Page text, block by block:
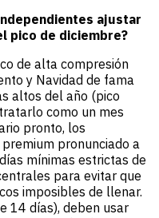
ajustar
pico de diciembre?
de alta compresión
y Navidad de fama
altos del año (pico
como un mes
pronto, los
pronunciado a
mínimas estrictas de
para evitar que
imposibles de llenar.
14 días), deben usar